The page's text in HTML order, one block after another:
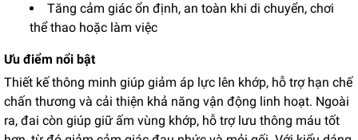
Tăng cảm giác ổn định, an toàn khi di chuyển, chơi
thể thao hoặc làm việc​
Ưu điểm nổi bật
Thiết kế thông minh giúp giảm áp lực lên khớp, hỗ trợ hạn chế
chấn thương và cải thiện khả năng vận động linh hoạt. Ngoài
ra, đai còn giúp giữ ấm vùng khớp, hỗ trợ lưu thông máu tốt